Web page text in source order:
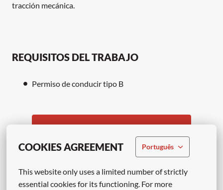
COOKIES AGREEMENT Português
This website only uses a limited number of strictly
essential cookies for its functioning. For more
tracción mecánica.
REQUISITOS DEL TRABAJO
Permiso de conducir tipo B